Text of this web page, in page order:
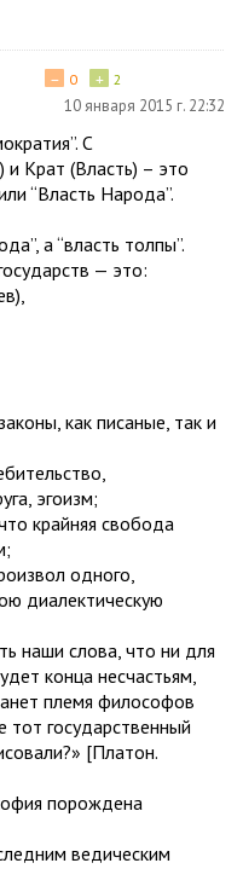
+ 2
− 0
10 января 2015 г. 22:32
С
и Крат (Власть) – это
“Власть Народа”.
а “власть толпы”.
— это:
как писаные, так и
эгоизм;
крайняя свобода
одного,
диалектическую
наши слова, что ни для
конца несчастьям,
племя философов
тот государственный
[Платон.
порождена
ведическим